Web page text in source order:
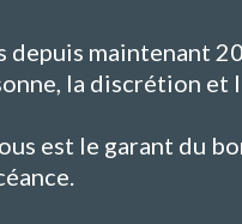
depuis maintenant 20
la discrétion et
est le garant du